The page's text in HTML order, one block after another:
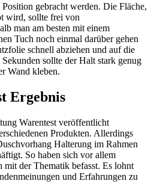
gebracht werden. Die Fläche,
wird, sollte frei von
man am besten mit einem
Tuch noch einmal darüber gehen
schnell abziehen und auf die
sollte der Halt stark genug
Wand kleben.
Ergebnis
Warentest veröffentlicht
Produkten. Allerdings
Halterung im Rahmen
So haben sich vor allem
mit der Thematik befasst. Es lohnt
und Erfahrungen zu